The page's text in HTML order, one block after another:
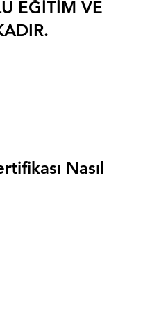
EĞİTİM VE
Nasıl